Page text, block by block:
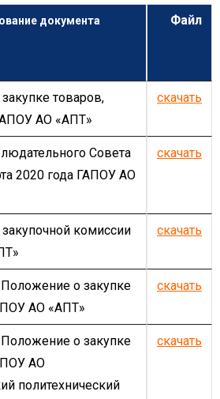
документа Файл
товаров,
АО «АПТ»
скачать
Совета
2020 года ГАПОУ АО
скачать
комиссии
скачать
о закупке
АО «АПТ»
скачать
о закупке
АО
политехнический
скачать